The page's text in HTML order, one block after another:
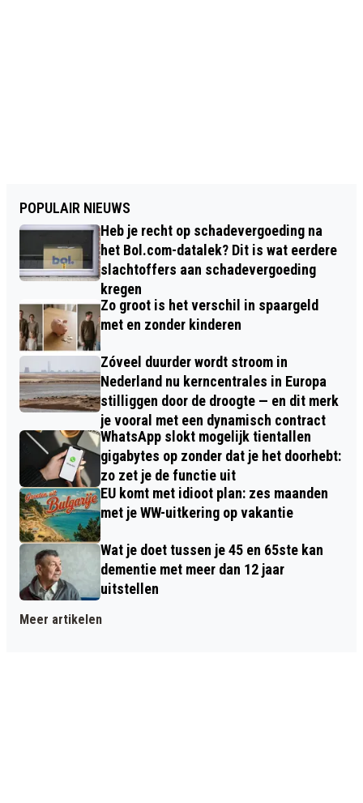
POPULAIR NIEUWS
Heb je recht op schadevergoeding na
het Bol.com-datalek? Dit is wat eerdere
slachtoffers aan schadevergoeding
kregen
Zo groot is het verschil in spaargeld
met en zonder kinderen
Zóveel duurder wordt stroom in
Nederland nu kerncentrales in Europa
stilliggen door de droogte — en dit merk
je vooral met een dynamisch contract
WhatsApp slokt mogelijk tientallen
gigabytes op zonder dat je het doorhebt:
zo zet je de functie uit
EU komt met idioot plan: zes maanden
met je WW-uitkering op vakantie
Wat je doet tussen je 45 en 65ste kan
dementie met meer dan 12 jaar
uitstellen
Meer artikelen